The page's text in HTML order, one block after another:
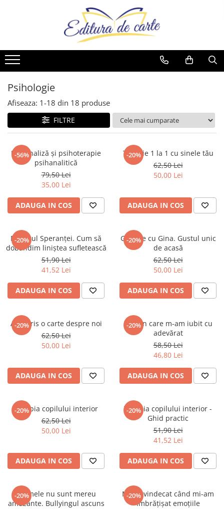
Toate Produsele
Comunicate
Capital
Evenimentul Zilei
Cărți
Artă
Beletristică
Cele mai vândute
Cultură generală
Cărți pentru copii
Dezvoltare personală
Eseistica
Filosofie
Gastronomie
Hobby
Istorie
Istorie/Critica
Jurnale/Memorii
Manuale scolare/Cursuri
Poezie
Proză
Psihologie
Spiritualitate/Ezoterism
Sport
Stiinte/Educatie
Noutăți
Reviste
Comunicate
Cărți
Reviste
Psihologie
Afiseaza: 1-18 din 18 produse
FILTRE
-56%
Psihanaliză și psihoterapie
psihanalitică
79,50 Lei
35,00 Lei
ADAUGA IN COS
-20%
Terapie 1 la 1 cu sinele tău
62,50 Lei
50,00 Lei
ADAUGA IN COS
-20%
Dialogul Speranței. Cum să
dobândim liniștea sufletească
51,90 Lei
41,52 Lei
ADAUGA IN COS
-20%
Gătește cu Gina. Gustul unic
de acasă
62,50 Lei
50,00 Lei
ADAUGA IN COS
-20%
Am scris o carte despre noi
62,50 Lei
50,00 Lei
ADAUGA IN COS
-20%
Ziua în care m-am iubit cu
adevărat
58,50 Lei
46,80 Lei
ADAUGA IN COS
-20%
Terapia copilului interior
62,50 Lei
50,00 Lei
ADAUGA IN COS
-20%
Terapia copilului interior -
Ghid practic
51,90 Lei
41,52 Lei
ADAUGA IN COS
-20%
Glumele nu sunt mereu
amuzante. Bullyingul ascuns
-20%
M-am vindecat când mi-am
îmbrățișat emoțiile